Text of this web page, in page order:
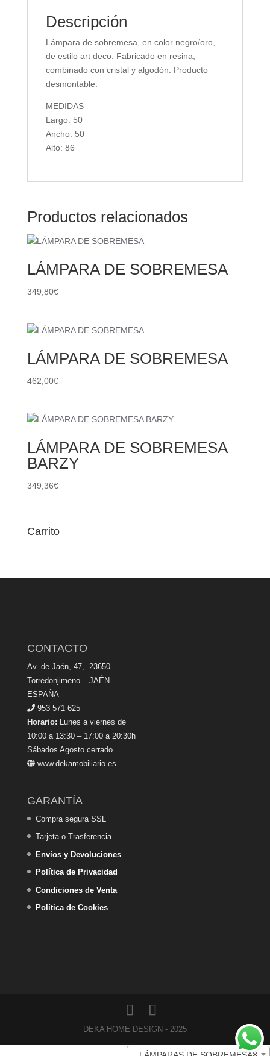
Descripción
Lámpara de sobremesa, en color negro/oro,
de estilo art deco. Fabricado en resina,
combinado con cristal y algodón. Producto
desmontable.
MEDIDAS
Largo: 50
Ancho: 50
Alto: 86
Productos relacionados
LÁMPARA DE SOBREMESA
349,80€
LÁMPARA DE SOBREMESA
462,00€
LÁMPARA DE SOBREMESA
BARZY
349,36€
Carrito
CONTACTO
Av. de Jaén, 47, 23650
Torredonjimeno – JAÉN
ESPAÑA
953 571 625
Horario: Lunes a viernes de
10:00 a 13:30 – 17:00 a 20:30h
Sábados Agosto cerrado
www.dekamobiliario.es
GARANTÍA
Compra segura SSL
Tarjeta o Trasferencia
Envíos y Devoluciones
Política de Privacidad
Condiciones de Venta
Política de Cookies
DEKA HOME DESIGN - 2025